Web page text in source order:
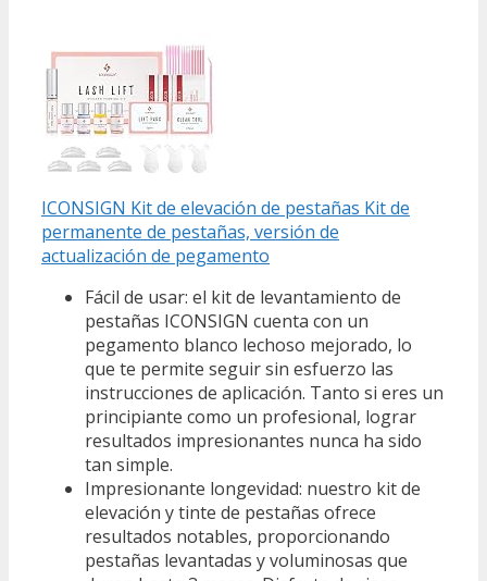
ICONSIGN Kit de elevación de pestañas Kit de
permanente de pestañas, versión de
actualización de pegamento
Fácil de usar: el kit de levantamiento de
pestañas ICONSIGN cuenta con un
pegamento blanco lechoso mejorado, lo
que te permite seguir sin esfuerzo las
instrucciones de aplicación. Tanto si eres un
principiante como un profesional, lograr
resultados impresionantes nunca ha sido
tan simple.
Impresionante longevidad: nuestro kit de
elevación y tinte de pestañas ofrece
resultados notables, proporcionando
pestañas levantadas y voluminosas que